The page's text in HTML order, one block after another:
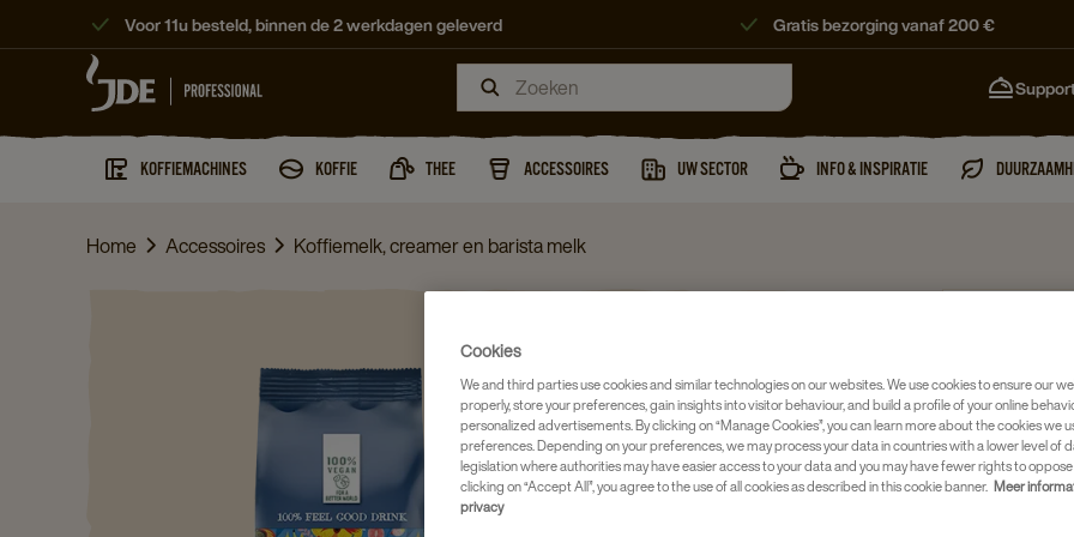
Voor 11u besteld, binnen de 2 werkdagen geleverd Gratis bezorging vanaf 200 €
KOFFIEMACHINES KOFFIE THEE ACCESSOIRES UW SECTOR INFO & INSPIRATIE
Home Accessoires Koffiemelk, creamer en barista melk
Koffiemelk,
VEGAN
Cookies
We and third parties use cookies and similar technologies on our websites. We use cookies to ensure our
properly, store your preferences, gain insights into visitor behaviour, and build a profile of your online
personalized advertisements. By clicking on “Manage Cookies”, you can learn more about the cookies we
preferences. Depending on your preferences, we may process your data in countries with a lower level of
legislation where authorities may have easier access to your data and you may have fewer rights to
clicking on “Accept All”, you agree to the use of all cookies as described in this cookie banner. Meer
privacy